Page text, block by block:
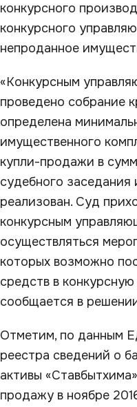
конкурсного
конкурсного
непроданное
«Конкурсным
проведено собрание
определена
имущественного
купли-продажи в
судебного
реализован. Суд
конкурсным
осуществляться
которых возможно
средств в
сообщается в
Отметим, по данным
реестра сведений о
активы
продажу в ноябре